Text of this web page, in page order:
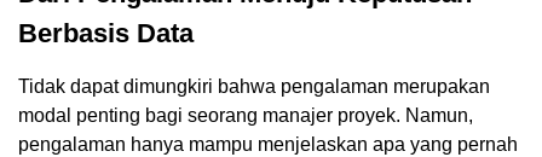
Berbasis Data
Tidak dapat dimungkiri bahwa pengalaman merupakan
modal penting bagi seorang manajer proyek. Namun,
pengalaman hanya mampu menjelaskan apa yang pernah